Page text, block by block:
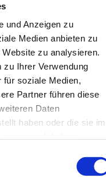
und Anzeigen zu
Medien anbieten zu
zu analysieren.
zu Ihrer Verwendung
für soziale Medien,
Partner führen diese
Daten
haben oder die sie im